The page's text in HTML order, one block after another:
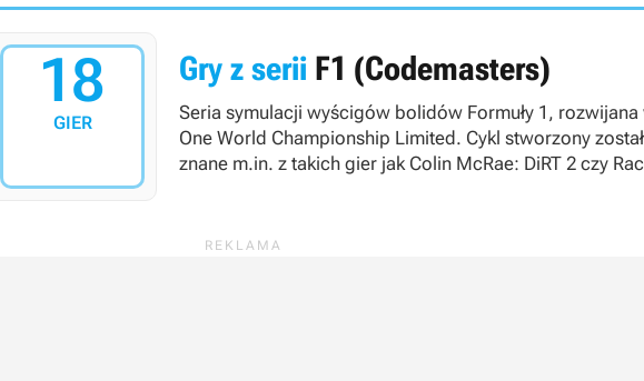
18
GIER
Gry z serii F1 (Codemasters)
Seria symulacji wyścigów bolidów Formuły 1,
One World Championship Limited. Cykl stworzony
znane m.in. z takich gier jak Colin McRae: DiRT 2 czy